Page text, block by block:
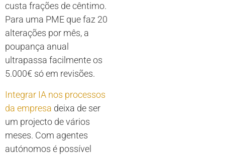
custa frações de cêntimo.
Para uma PME que faz 20
alterações por mês, a
poupança anual
ultrapassa facilmente os
5.000€ só em revisões.
Integrar IA nos processos
da empresa deixa de ser
um projecto de vários
meses. Com agentes
autónomos é possível